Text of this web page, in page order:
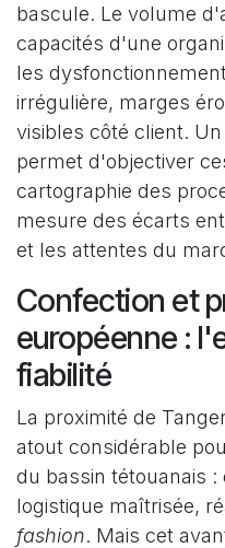
bascule. Le volume
capacités d'une
les
irrégulière, marges
visibles côté client. Un
permet d'objectiver
cartographie des
mesure des écarts
et les attentes du
Confection et
européenne :
fiabilité
La proximité de
atout considérable
du bassin tétouanais
logistique maîtrisée,
fashion. Mais cet